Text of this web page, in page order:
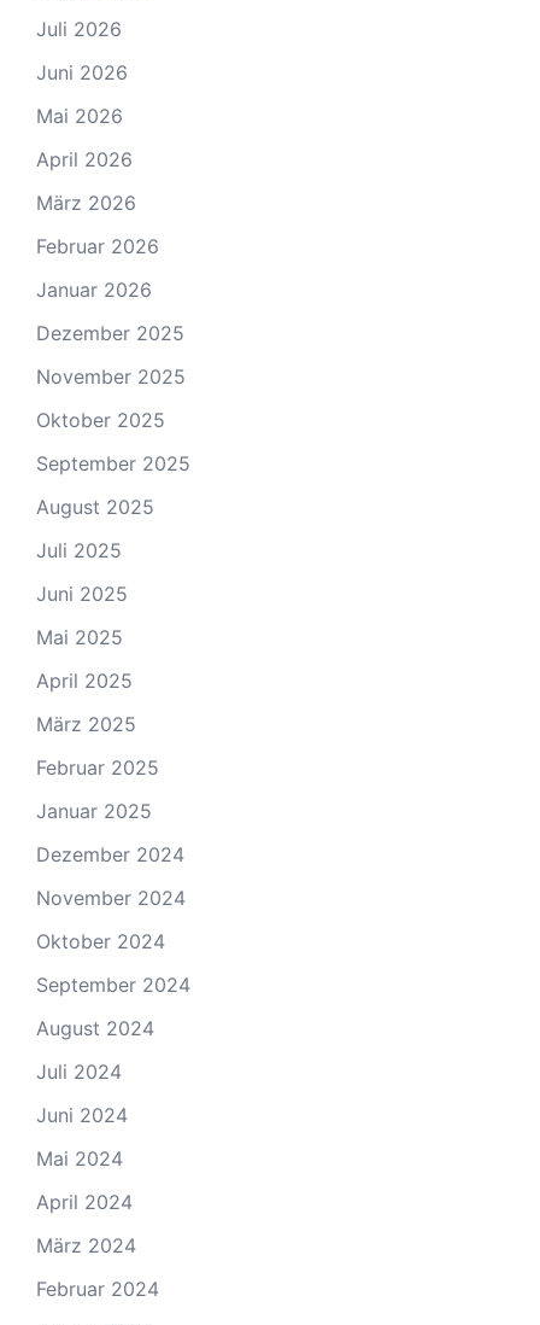
Juli 2026
Juni 2026
Mai 2026
April 2026
März 2026
Februar 2026
Januar 2026
Dezember 2025
November 2025
Oktober 2025
September 2025
August 2025
Juli 2025
Juni 2025
Mai 2025
April 2025
März 2025
Februar 2025
Januar 2025
Dezember 2024
November 2024
Oktober 2024
September 2024
August 2024
Juli 2024
Juni 2024
Mai 2024
April 2024
März 2024
Februar 2024